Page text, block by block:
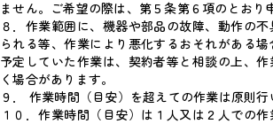
ません。ご希望の際は、第５条第６項のとおり
８．作業範囲に、機器や部品の故障、動作の
られる等、作業により悪化するおそれがある
予定していた作業は、契約者等と相談の上、
く場合があります。
９． 作業時間（目安）を超えての作業は原則行
１０．作業時間（目安）は１人又は２人での作